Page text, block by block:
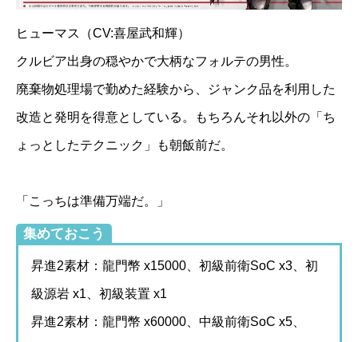
ヒューマス（CV:喜屋武和輝）
クルビア出身の穏やかで大柄なフォルテの男性。
廃棄物処理場で勤めた経験から、ジャンク品を利用した
改造と発明を得意としている。もちろんそれ以外の「ち
ょっとしたテクニック」も朝飯前だ。
「こっちは準備万端だ。」
集めておこう
昇進2素材：龍門幣 x15000、初級前衛SoC x3、初
級源岩 x1、初級装置 x1
昇進2素材：龍門幣 x60000、中級前衛SoC x5、